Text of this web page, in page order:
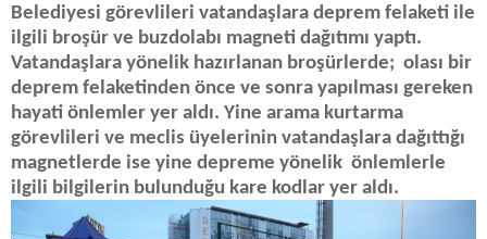
Belediyesi görevlileri vatandaşlara deprem felaketi ile
ilgili broşür ve buzdolabı magneti dağıtımı yaptı.
Vatandaşlara yönelik hazırlanan broşürlerde; olası bir
deprem felaketinden önce ve sonra yapılması gereken
hayati önlemler yer aldı. Yine arama kurtarma
görevlileri ve meclis üyelerinin vatandaşlara dağıttığı
magnetlerde ise yine depreme yönelik önlemlerle
ilgili bilgilerin bulunduğu kare kodlar yer aldı.